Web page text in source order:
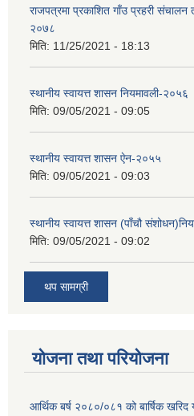
राजपत्रमा प्रकाशित गाँउ प्रहरी संचालन
२०७८
मिति: 11/25/2021 - 18:13
स्थानीय स्वायत्त शासन नियमावली-२०५६
मिति: 09/05/2021 - 09:05
स्थानीय स्वायत्त शासन ए‍ेन-२०५५
मिति: 09/05/2021 - 09:03
स्थानीय स्वायत्त शासन (पाँचौ
मिति: 09/05/2021 - 09:02
थप सामग्री
योजना तथा परियोजना
आर्थिक बर्ष २०८०/०८१ को बार्षिक खरिद